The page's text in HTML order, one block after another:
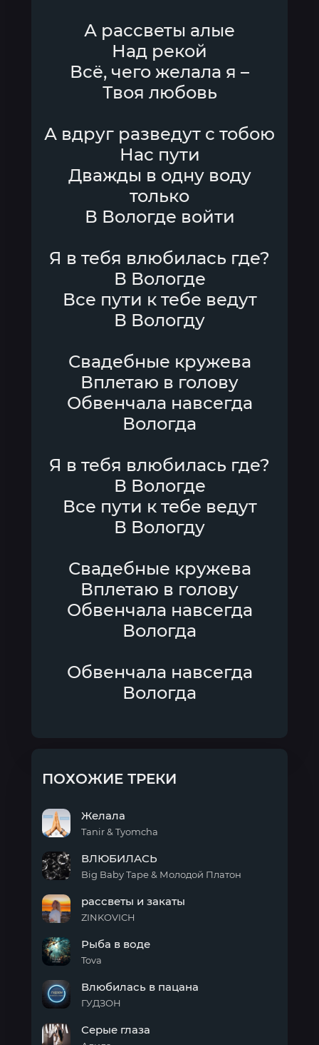
А рассветы алые
Над рекой
Всё, чего желала я –
Твоя любовь
А вдруг разведут с тобою
Нас пути
Дважды в одну воду
только
В Вологде войти
Я в тебя влюбилась где?
В Вологде
Все пути к тебе ведут
В Вологду
Свадебные кружева
Вплетаю в голову
Обвенчала навсегда
Вологда
Я в тебя влюбилась где?
В Вологде
Все пути к тебе ведут
В Вологду
Свадебные кружева
Вплетаю в голову
Обвенчала навсегда
Вологда
Обвенчала навсегда
Вологда
ПОХОЖИЕ ТРЕКИ
Желала
Tanir & Tyomcha
ВЛЮБИЛАСЬ
Big Baby Tape & Молодой Платон
и
закаты
рассветы и закаты
ZINKOVICH
в
воде
Рыба в воде
Tova
в
Влюбилась в пацана
ГУДЗОН
Серые глаза